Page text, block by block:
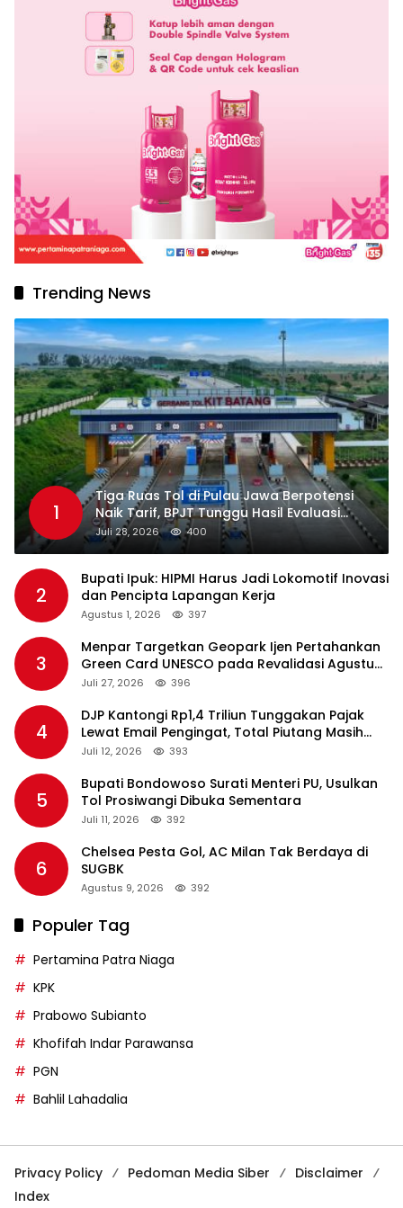
Trending News
1
Tiga Ruas Tol di Pulau Jawa Berpotensi
Naik Tarif, BPJT Tunggu Hasil Evaluasi
Standar Pelayanan
Juli 28, 2026 400
2
Bupati Ipuk: HIPMI Harus Jadi Lokomotif Inovasi
dan Pencipta Lapangan Kerja
Agustus 1, 2026 397
3
Menpar Targetkan Geopark Ijen Pertahankan
Green Card UNESCO pada Revalidasi Agustus
2026
Juli 27, 2026 396
4
DJP Kantongi Rp1,4 Triliun Tunggakan Pajak
Lewat Email Pengingat, Total Piutang Masih
Rp36 Triliun
Juli 12, 2026 393
5
Bupati Bondowoso Surati Menteri PU, Usulkan
Tol Prosiwangi Dibuka Sementara
Juli 11, 2026 392
6
Chelsea Pesta Gol, AC Milan Tak Berdaya di
SUGBK
Agustus 9, 2026 392
Populer Tag
Pertamina Patra Niaga
KPK
Prabowo Subianto
Khofifah Indar Parawansa
PGN
Bahlil Lahadalia
Privacy Policy Pedoman Media Siber
Disclaimer
Index